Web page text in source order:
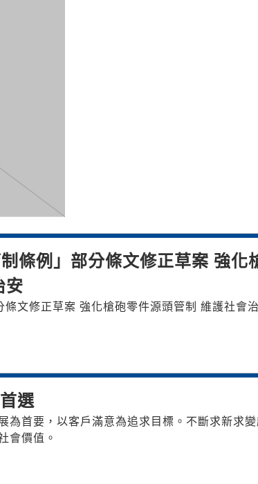
條例」部分條文修正草案 強化
安
文修正草案 強化槍砲零件源頭管制 維護社會
選
為首要，以客戶滿意為追求目標。不斷求新求
會價值。